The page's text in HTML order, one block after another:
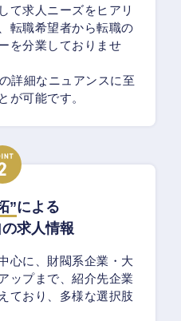
て求人ニーズをヒアリ
転職希望者から転職の
を分業しておりませ
詳細なニュアンスに至
が可能です。
”による
求人情報
心に、財閥系企業・大
ップまで、紹介先企業
ており、多様な選択肢